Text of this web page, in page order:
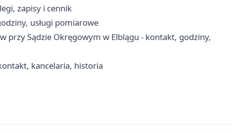
zapisy i cennik
usługi pomiarowe
przy Sądzie Okręgowym w Elblągu - kontakt, godziny,
kancelaria, historia